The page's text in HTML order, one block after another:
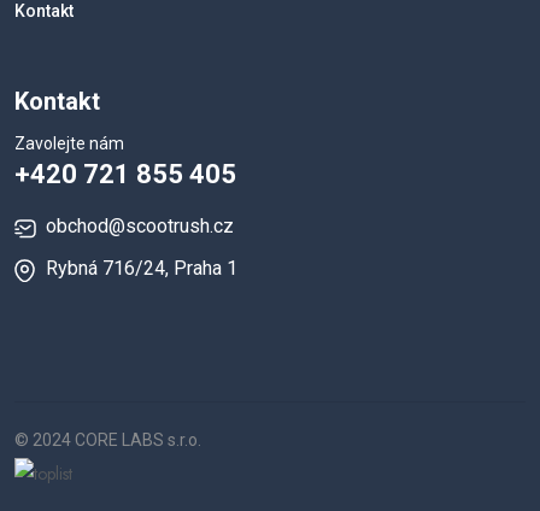
Kontakt
Kontakt
Zavolejte nám
+420 721 855 405
obchod@scootrush.cz
Rybná 716/24, Praha 1
© 2024 CORE LABS s.r.o.